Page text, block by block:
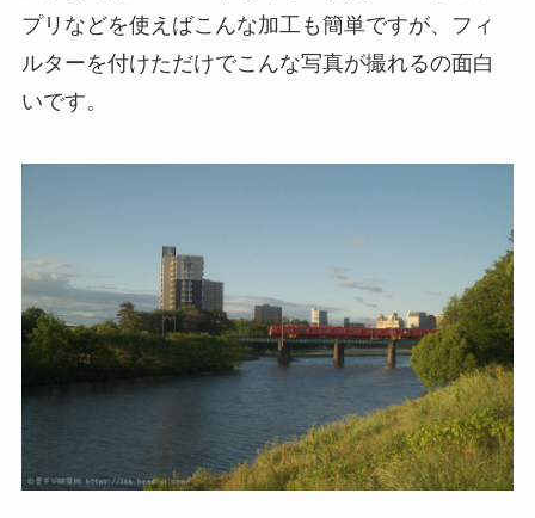
プリなどを使えばこんな加工も簡単ですが、フィ
ルターを付けただけでこんな写真が撮れるの面白
いです。